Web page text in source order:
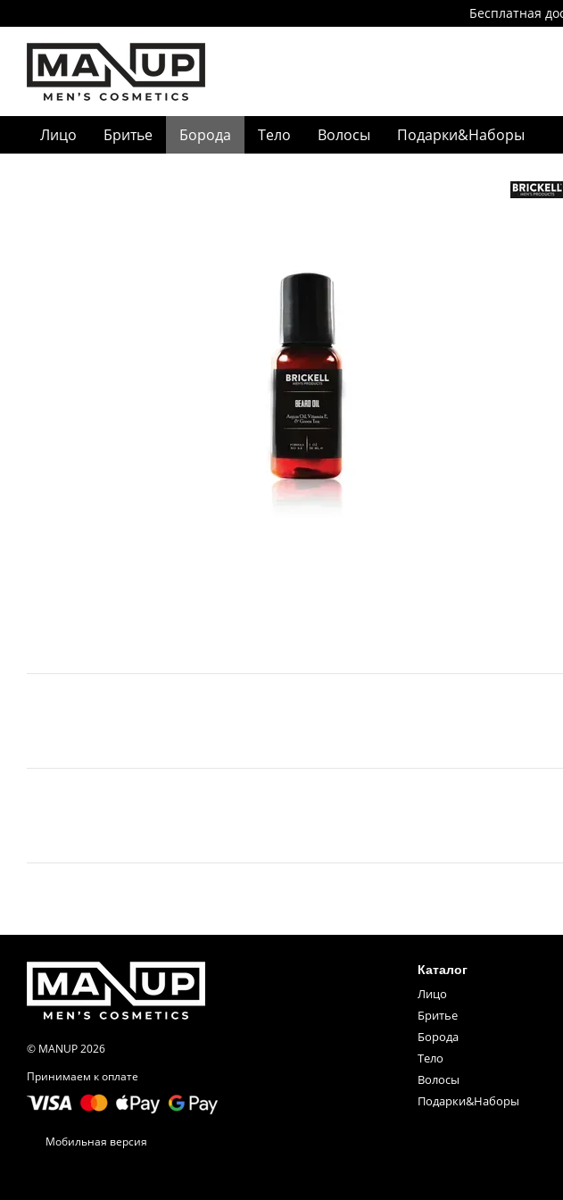
Бесплатная
Лицо Бритье Борода Тело Волосы Подарки&Наборы
© MANUP 2026
Принимаем к оплате
Мобильная версия
Каталог
Лицо
Бритье
Борода
Тело
Волосы
Подарки&Наборы